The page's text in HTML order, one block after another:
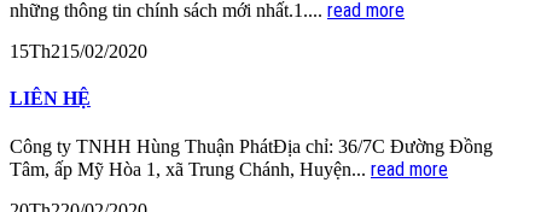
những thông tin chính sách mới nhất.1.... read more
15Th215/02/2020
LIÊN HỆ
Công ty TNHH Hùng Thuận PhátĐịa chỉ: 36/7C Đường Đồng
Tâm, ấp Mỹ Hòa 1, xã Trung Chánh, Huyện... read more